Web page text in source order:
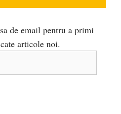
de email pentru a primi
articole noi.